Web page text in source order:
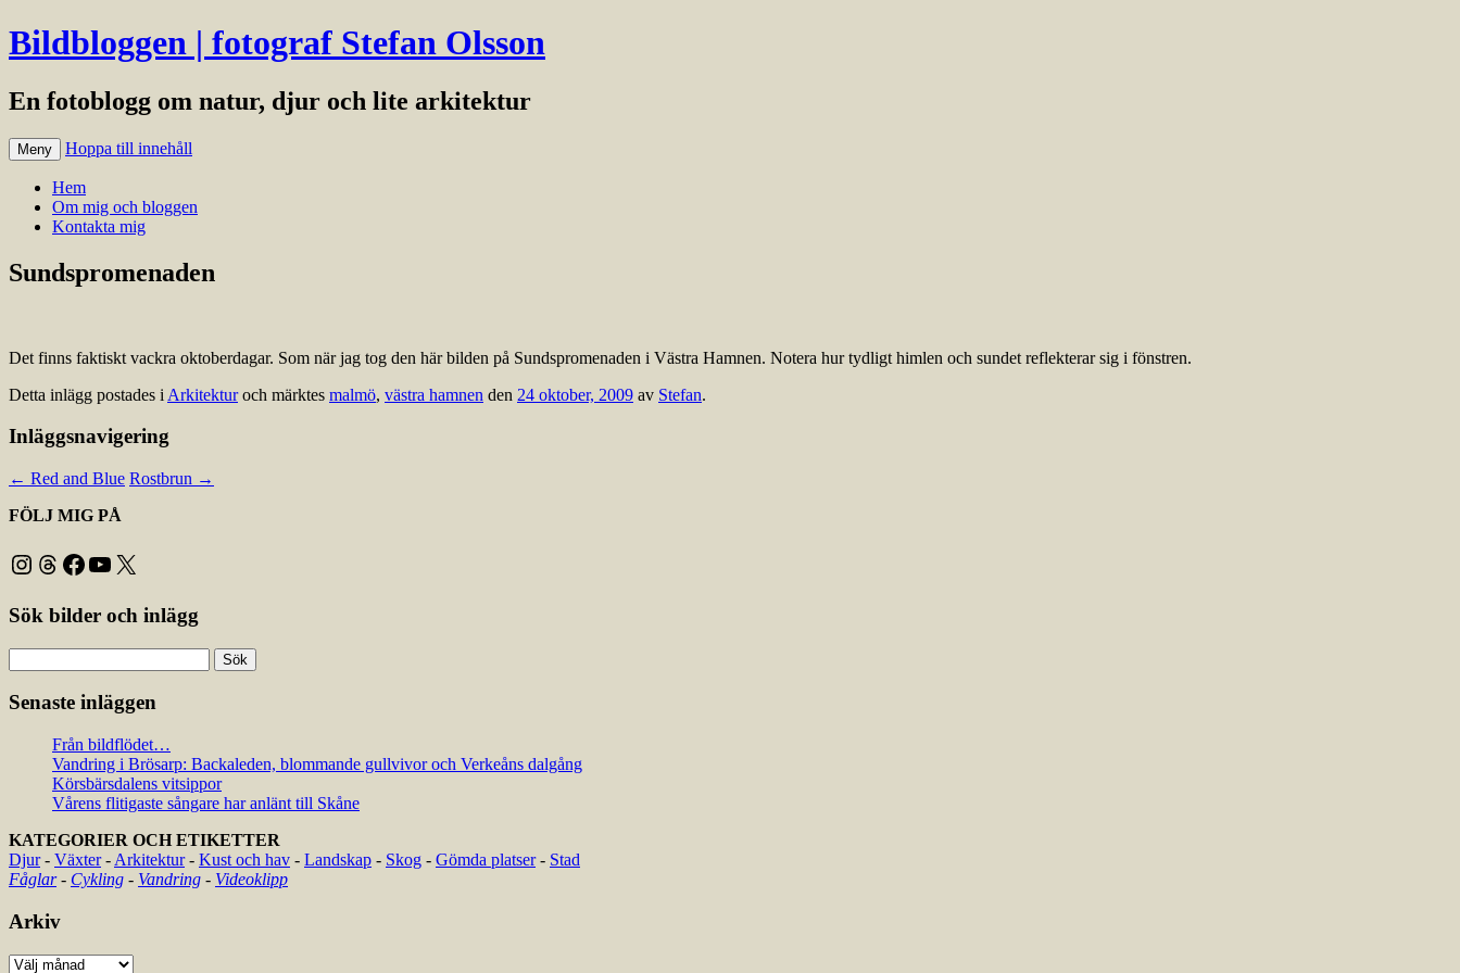
Bildbloggen | fotograf Stefan Olsson
En fotoblogg om natur, djur och lite arkitektur
Meny Hoppa till innehåll
Hem
Om mig och bloggen
Kontakta mig
Sundspromenaden
Det finns faktiskt vackra oktoberdagar. Som när jag tog den här bilden på Sundspromenaden i Västra Hamnen. Notera hur tydligt himlen och sundet reflekterar sig i fönstren.
Detta inlägg postades i Arkitekturoch märktes malmö, västra hamnen den 24 oktober, 2009 av Stefan.
Inläggsnavigering
← Red and Blue Rostbrun →
FÖLJ MIG PÅ
Instagram
Threads
Facebook
YouTube
X
Sök bilder och inlägg
efter:
Senaste inläggen
Från bildflödet…
Vandring i Brösarp: Backaleden, blommande gullvivor och Verkeåns dalgång
Körsbärsdalens vitsippor
Vårens flitigaste sångare har anlänt till Skåne
KATEGORIER OCH ETIKETTER
Djur- Växter- Arkitektur- Kust och hav - Landskap - Skog - Gömda platser- Stad
Fåglar- Cykling - Vandring - Videoklipp
Arkiv
Arkiv